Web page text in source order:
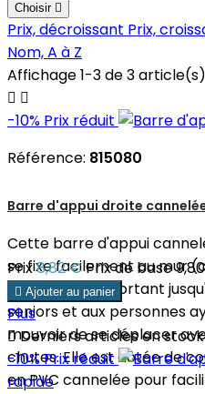
Choisir 
Prix, décroissant Prix,
Nom, A à Z
Affichage 1-3 de 3 article(s)
 
-10% Prix réduit
Référence: 815080
Barre d'appui droite
Cette barre d'appui
se fixe facilement au mur
fournies). Supportant
seniors et aux personnes
mouvoir de se déplacer
chutes. Elle est dotée de
en PVC cannelée pour
Prix8,82 €Prix de base
 Ajouter au panier
Plus
Derniers articles en stock
-10%Prix réduit
rapide